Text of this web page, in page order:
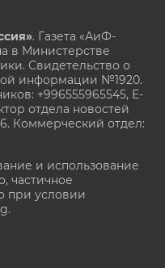
. Газета «АиФ-
в Министерстве
Свидетельство о
информации №1920.
+996555965545, E-
отдела новостей
Коммерческий отдел:
и использование
частичное
при условии